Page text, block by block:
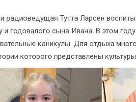
радиоведущая Тутта Ларсен
и годовалого сына Ивана. В этом
каникулы. Для отдыха
которого представлены